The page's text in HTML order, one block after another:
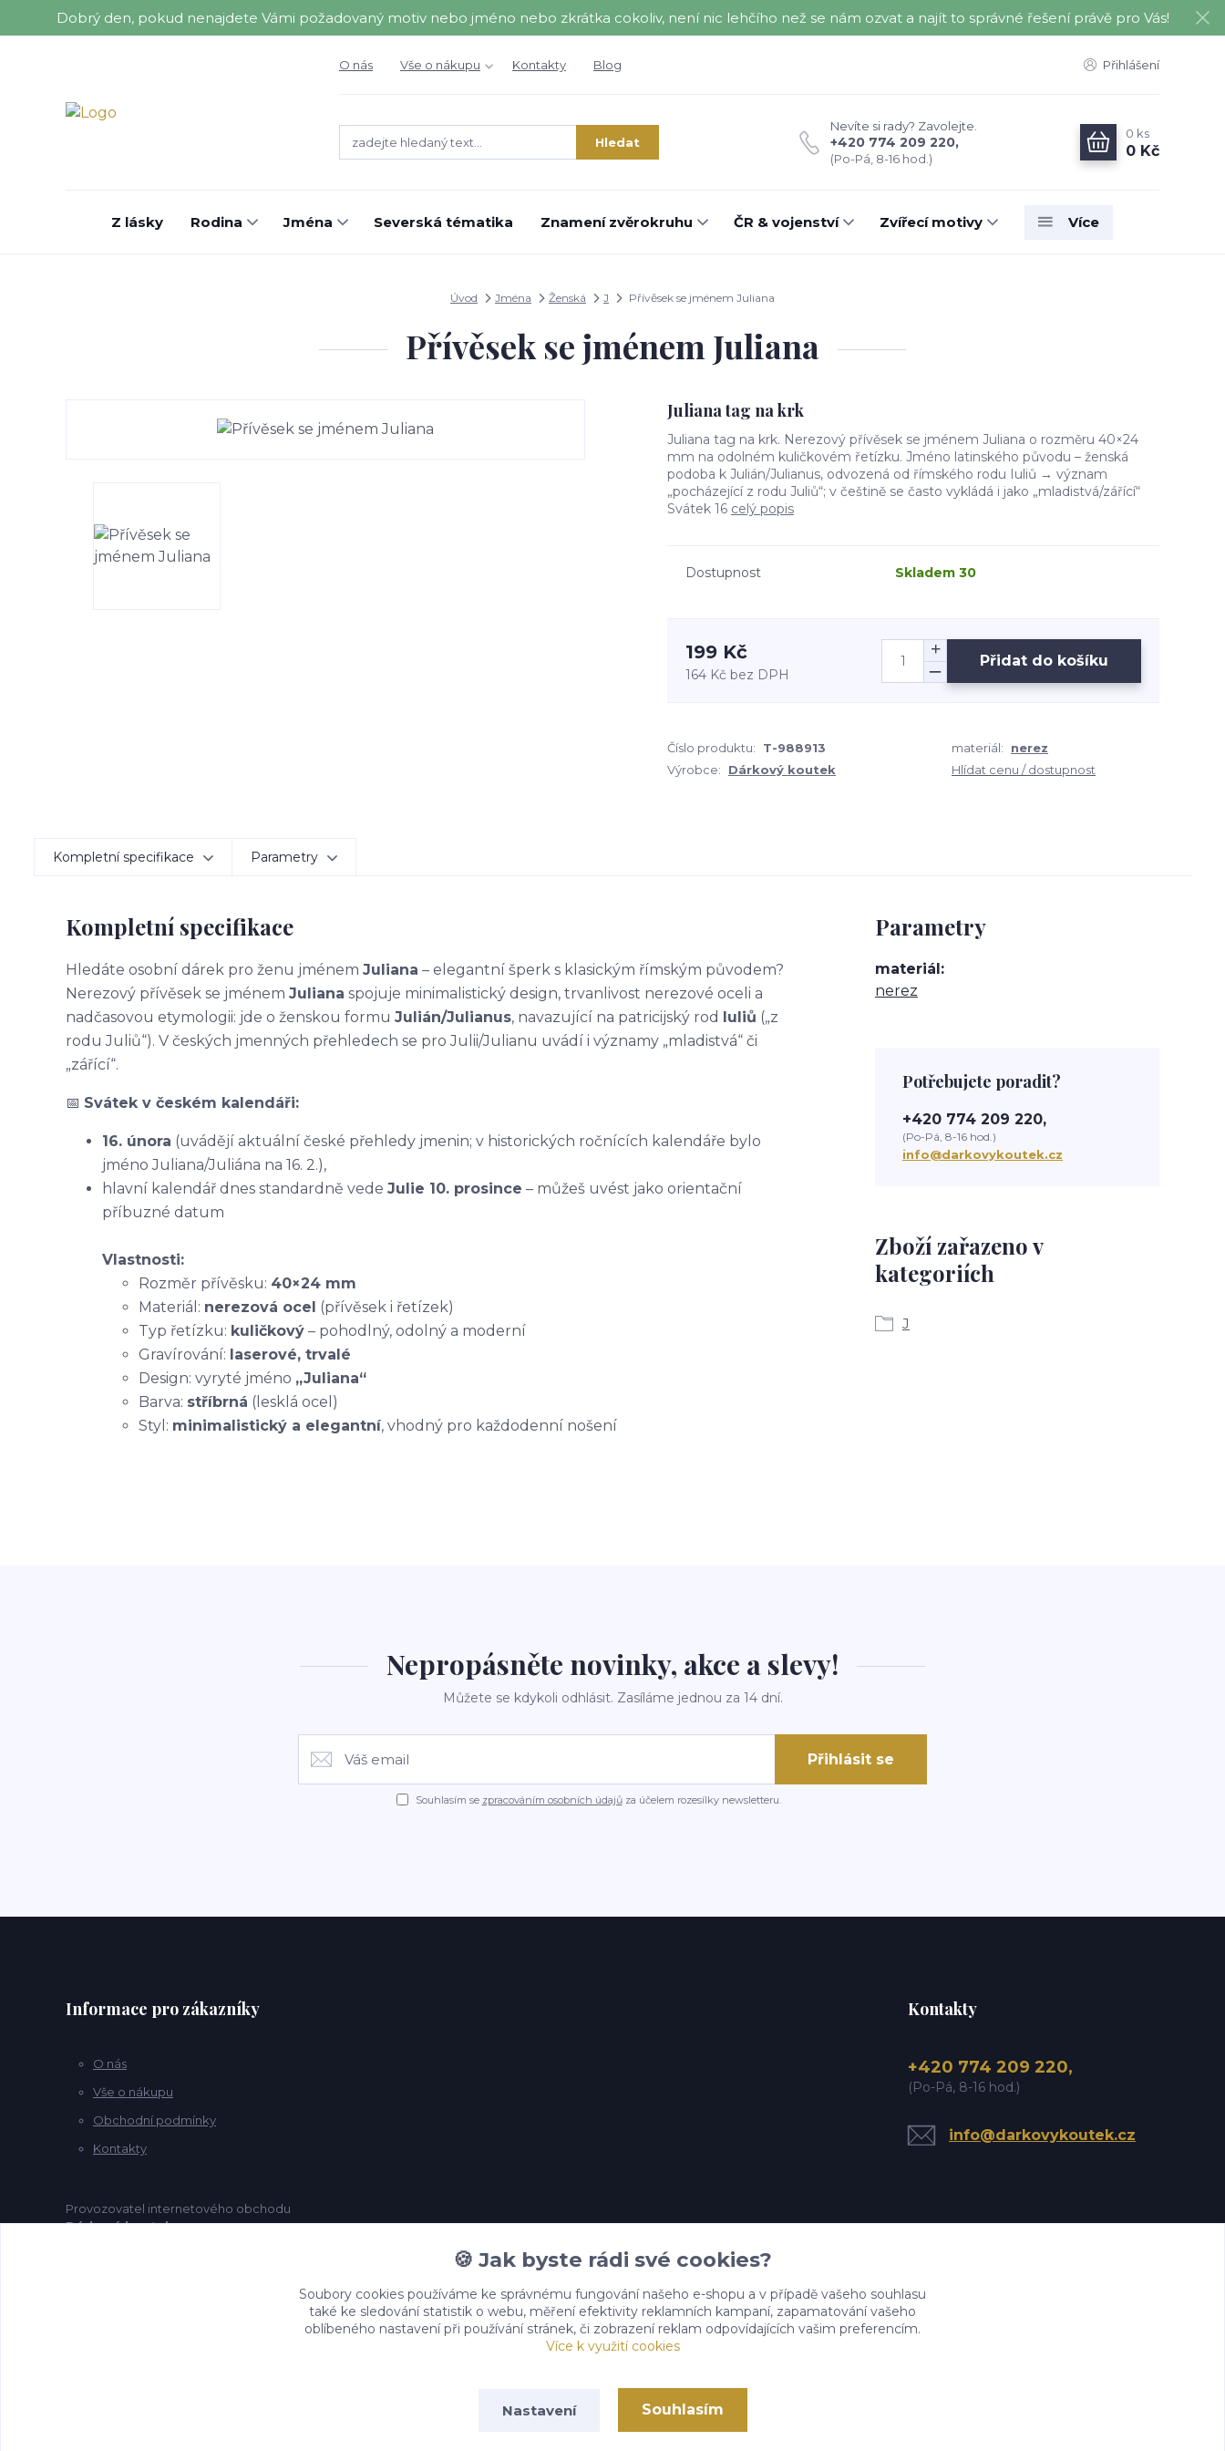
Dobrý den, pokud nenajdete Vámi požadovaný motiv nebo jméno nebo zkrátka cokoliv, není nic lehčího než se nám ozvat a najít to správné řešení právě pro Vás!
O nás Vše o nákupu Kontakty Blog Přihlášení
Hledat
Nevíte si rady? Zavolejte.
+420 774 209 220,
(Po-Pá, 8-16 hod.)
0 ks
0 Kč
Z lásky Rodina Jména Severská tématika Znamení zvěrokruhu ČR & vojenství Zvířecí motivy Více
Úvod Jména Ženská J Přívěsek se jménem Juliana
Přívěsek se jménem Juliana
Juliana tag na krk
Juliana tag na krk. Nerezový přívěsek se jménem Juliana o rozměru 40×24
mm na odolném kuličkovém řetízku. Jméno latinského původu – ženská
podoba k Julián/Julianus, odvozená od římského rodu Iuliů → význam
„pocházející z rodu Juliů“; v češtině se často vykládá i jako „mladistvá/zářící“
Svátek 16 celý popis
Dostupnost Skladem 30
199 Kč
164 Kč bez DPH
Přidat do košíku
Číslo produktu: T-988913 materiál:
nerez
Výrobce:
Dárkový koutek Hlídat cenu / dostupnost
Kompletní specifikace Parametry
Kompletní specifikace
Hledáte osobní dárek pro ženu jménem Juliana – elegantní šperk s klasickým římským původem?
Nerezový přívěsek se jménem Juliana spojuje minimalistický design, trvanlivost nerezové oceli a
nadčasovou etymologii: jde o ženskou formu Julián/Julianus, navazující na patricijský rod Iuliů („z
rodu Juliů“). V českých jmenných přehledech se pro Julii/Julianu uvádí i významy „mladistvá“ či
„zářící“.
📅 Svátek v českém kalendáři:
16. února (uvádějí aktuální české přehledy jmenin; v historických ročnících kalendáře bylo
jméno Juliana/Juliána na 16. 2.),
hlavní kalendář dnes standardně vede Julie 10. prosince – můžeš uvést jako orientační
příbuzné datum
Vlastnosti:
Rozměr přívěsku: 40×24 mm
Materiál: nerezová ocel (přívěsek i řetízek)
Typ řetízku: kuličkový – pohodlný, odolný a moderní
Gravírování: laserové, trvalé
Design: vyryté jméno „Juliana“
Barva: stříbrná (lesklá ocel)
Styl: minimalistický a elegantní, vhodný pro každodenní nošení
Parametry
materiál
nerez
Zboží zařazeno v
kategoriích
J
Potřebujete poradit?
+420 774 209 220,
(Po-Pá, 8-16 hod.)
info@darkovykoutek.cz
Nepropásněte novinky, akce a slevy!
Můžete se kdykoli odhlásit. Zasíláme jednou za 14 dní.
Přihlásit se
Souhlasím se zpracováním osobních údajůza účelem rozesílky newsletteru.
Informace pro zákazníky
O nás
Vše o nákupu
Obchodní podmínky
Kontakty
Provozovatel internetového obchodu
Dárkový koutek.cz
Kontakty
+420 774 209 220,
(Po-Pá, 8-16 hod.)
info@darkovykoutek.cz
🍪 Jak byste rádi své cookies?
Soubory cookies používáme ke správnému fungování našeho e-shopu a v případě vašeho souhlasu
také ke sledování statistik o webu, měření efektivity reklamních kampaní, zapamatování vašeho
oblíbeného nastavení při používání stránek, či zobrazení reklam odpovídajících vašim preferencím.
Více k využití cookies
Nastavení Souhlasím